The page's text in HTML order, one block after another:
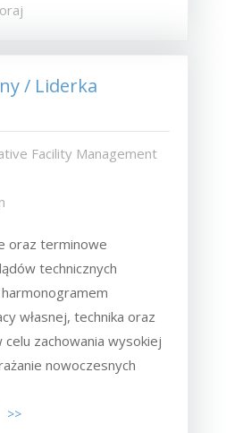
/ Liderka
Facility Management
oraz terminowe
technicznych
własnej, technika oraz
zachowania wysokiej
nowoczesnych
>>